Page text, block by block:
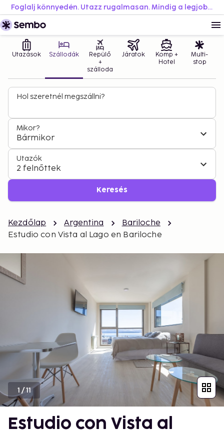
Foglalj könnyedén. Utazz rugalmasan. Mindig a legjobb áron.
Utazások Szállodák
Repülő
+
szálloda
Járatok
Komp +
Hotel
Multi-
stop
Hol szeretnél megszállni?
Mikor?
Bármikor
Utazók
2 felnőttek
Keresés
Kezdőlap Argentina
Bariloche
Estudio con Vista al Lago en Bariloche
1 /11
Estudio con Vista al